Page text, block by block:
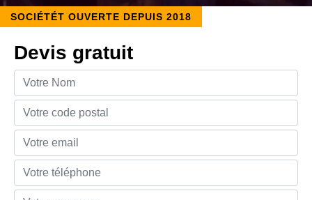
SOCIÉTÉT OUVERTE DEPUIS 2018
Devis gratuit